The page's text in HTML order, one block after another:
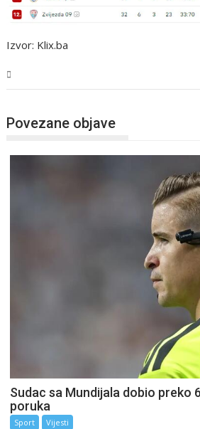
Izvor: Klix.ba
Povezane objave
Sudac sa Mundijala dobio preko
poruka
Sport Vijesti